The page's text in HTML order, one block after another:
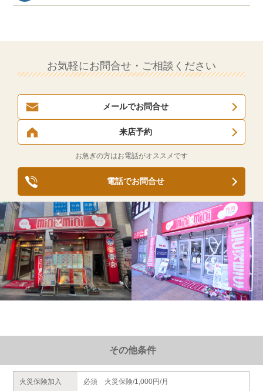
お気軽にお問合せ・ご相談ください
メールでお問合せ
来店予約
お急ぎの方はお電話がオススメです
電話でお問合せ
その他条件
火災保険加入 必須 火災保険/1,000円/月